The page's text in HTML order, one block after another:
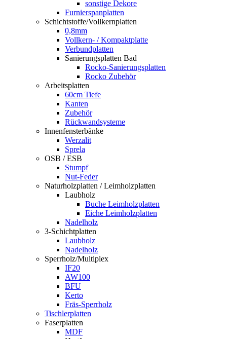
sonstige Dekore
Furnierspanplatten
Schichtstoffe/Vollkernplatten
0,8mm
Vollkern- / Kompaktplatte
Verbundplatten
Sanierungsplatten Bad
Rocko-Sanierungsplatten
Rocko Zubehör
Arbeitsplatten
60cm Tiefe
Kanten
Zubehör
Rückwandsysteme
Innenfensterbänke
Werzalit
Sprela
OSB / ESB
Stumpf
Nut-Feder
Naturholzplatten / Leimholzplatten
Laubholz
Buche Leimholzplatten
Eiche Leimholzplatten
Nadelholz
3-Schichtplatten
Laubholz
Nadelholz
Sperrholz/Multiplex
IF20
AW100
BFU
Kerto
Fräs-Sperrholz
Tischlerplatten
Faserplatten
MDF